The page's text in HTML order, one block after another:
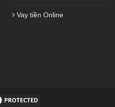
Vay tiền Online